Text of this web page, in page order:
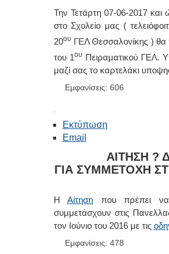
Την Τετάρτη 07-06-2017 και
στο Σχολείο μας (
20ου ΓΕΛ Θεσσαλονίκης ) θα
του 1ου Πειραματικού ΓΕΛ.
μαζί σας το καρτελάκι
Εμφανίσεις: 606
Εκτύπωση
Email
ΑΙΤΗΣΗ ?
ΓΙΑ ΣΥΜΜΕΤΟΧΗ
ΗΑίτηση που πρέπει να
συμμετάσχουν στις
τον Ιούνιο του 2016 με τις
Εμφανίσεις: 478